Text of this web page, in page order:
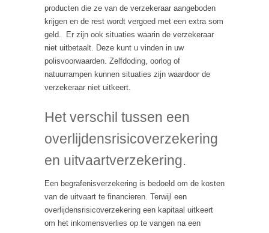
producten die ze van de verzekeraar aangeboden
krijgen en de rest wordt vergoed met een extra som
geld. Er zijn ook situaties waarin de verzekeraar
niet uitbetaalt. Deze kunt u vinden in uw
polisvoorwaarden. Zelfdoding, oorlog of
natuurrampen kunnen situaties zijn waardoor de
verzekeraar niet uitkeert.
Het verschil tussen een
overlijdensrisicoverzekering
en uitvaartverzekering.
Een begrafenisverzekering is bedoeld om de kosten
van de uitvaart te financieren. Terwijl een
overlijdensrisicoverzekering een kapitaal uitkeert
om het inkomensverlies op te vangen na een